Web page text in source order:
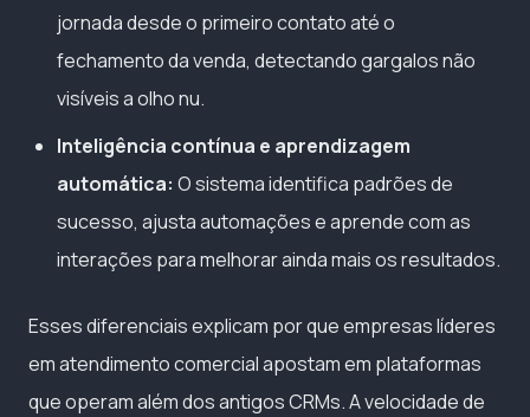
jornada desde o primeiro contato até o
fechamento da venda, detectando gargalos não
visíveis a olho nu.
Inteligência contínua e aprendizagem
automática: O sistema identifica padrões de
sucesso, ajusta automações e aprende com as
interações para melhorar ainda mais os resultados.
Esses diferenciais explicam por que empresas líderes
em atendimento comercial apostam em plataformas
que operam além dos antigos CRMs. A velocidade de